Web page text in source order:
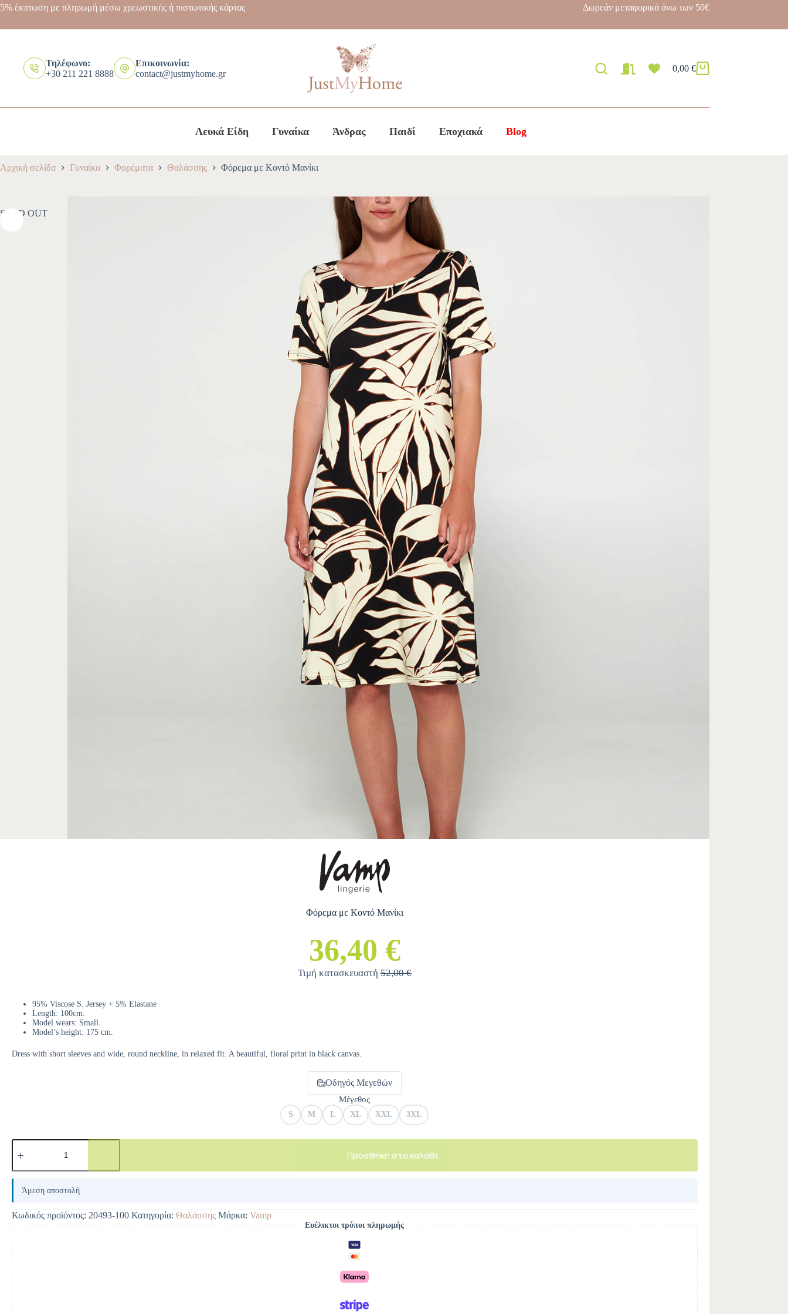
5% έκπτωση με πληρωμή μέσω χρεωστικής ή πιστωτικής κάρτας Δωρεάν μεταφορικά άνω των 50€
Τηλέφωνο:
+30 211 221 8888
Επικοινωνία:
contact@justmyhome.gr
0,00 €
Λευκά Είδη Γυναίκα Άνδρας Παιδί Εποχιακά Blog
Αρχική σελίδα Γυναίκα Φορέματα Θαλάσσης Φόρεμα με Κοντό Μανίκι
SOLD OUT
Φόρεμα με Κοντό Μανίκι
36,40 €
Τιμή κατασκευαστή52,00 €
95% Viscose S. Jersey + 5% Elastane
Length: 100cm.
Model wears: Small.
Model’s height: 175 cm.
Dress with short sleeves and wide, round neckline, in relaxed fit. A beautiful, floral print in black canvas.
Οδηγός Μεγεθών
Μέγεθος
S M L XL XXL 3XL
Προσθήκη στο καλάθι
A
e
r
n
a
t
i
v
e
:
Άμεση αποστολή
Κωδικός προϊόντος: 20493-100 Κατηγορία: Θαλάσσης Μάρκα: Vamp
Ευέλικτοι τρόποι πληρωμής